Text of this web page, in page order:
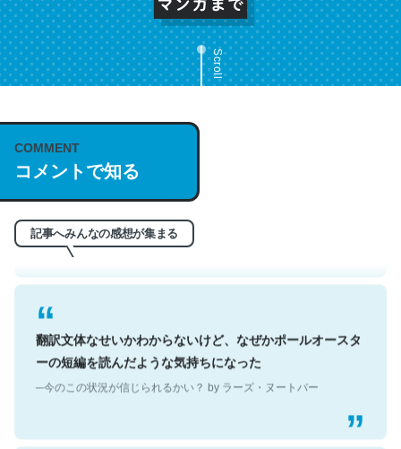
Scroll
COMMENT
コメントで知る
記事へみんなの感想が集まる
これは名文。彼はとてもクレバーなんだろうなと凄く思
う。英語少しでも読める人は原文もお勧め。自分はこの流
れ好き。Let’s Fucking Go. Then Covid hit. Shit.
─今のこの状況が信じられるかい？ by ラーズ・ヌートバー
翻訳文体なせいかわからないけど、なぜかポールオースタ
ーの短編を読んだような気持ちになった
─今のこの状況が信じられるかい？ by ラーズ・ヌートバー